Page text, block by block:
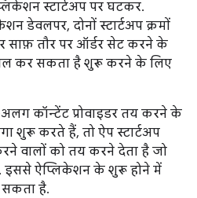
स्टार्टअप पर घटकर.
डेवलपर, दोनों स्टार्टअप क्रमों
तौर पर ऑर्डर सेट करने के
कर सकता है शुरू करने के लिए
कॉन्टेंट प्रोवाइडर तय करने के
शुरू करते हैं, तो ऐप स्टार्टअप
वालों को तय करने देता है जो
इससे ऐप्लिकेशन के शुरू होने में
है.